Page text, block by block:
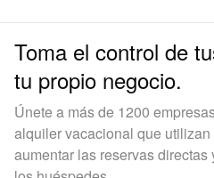
Toma el control de
tu propio negocio.
Únete a más de 1200
alquiler vacacional que
aumentar las reservas